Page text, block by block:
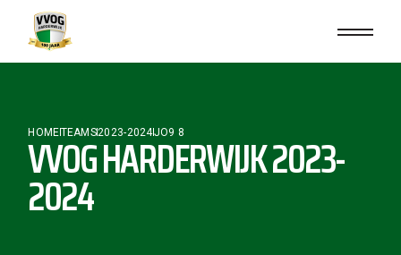
HOMETEAMS2023-2024JO9 8
VVOG HARDERWIJK 2023-
2024